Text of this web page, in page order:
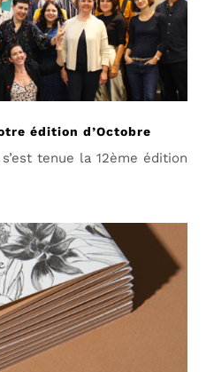
édition d’Octobre
tenue la 12ème édition